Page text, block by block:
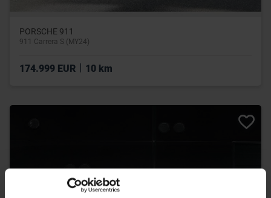
PORSCHE 911
911 Carrera S (MY24)
174.999 EUR 10 km